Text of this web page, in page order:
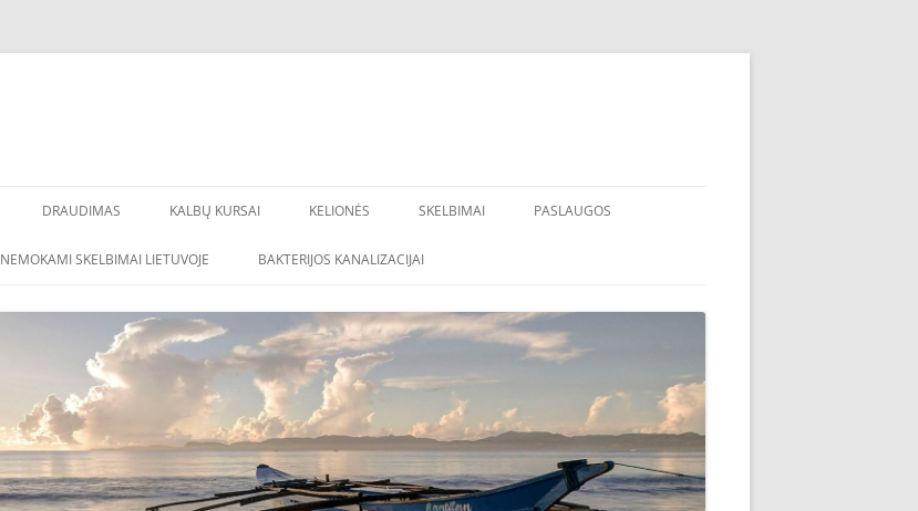
DRAUDIMAS KALBŲ KURSAI KELIONĖS SKELBIMAI PASLAUGOS
NEMOKAMI SKELBIMAI LIETUVOJE BAKTERIJOS KANALIZACIJAI